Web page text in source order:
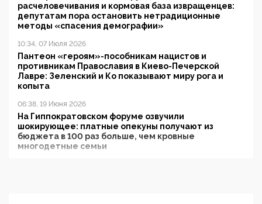
расчеловечивания и кормовая база извращенцев:
депутатам пора остановить нетрадиционные
методы «спасения демографии»
10:34, 07 Июля 2026
Пантеон «героям»-пособникам нацистов и
противникам Православия в Киево-Печерской
Лавре: Зеленский и Ко показывают миру рога и
копыта
06:38, 19 Июня 2026
На Гиппократовском форуме озвучили
шокирующее: платные опекуны получают из
бюджета в 100 раз больше, чем кровные
многодетные семьи